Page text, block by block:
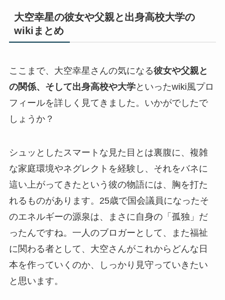
大空幸星の彼女や父親と出身高校大学の
wikiまとめ
ここまで、大空幸星さんの気になる彼女や父親と
の関係、そして出身高校や大学といったwiki風プロ
フィールを詳しく見てきました。いかがでしたで
しょうか？
シュッとしたスマートな見た目とは裏腹に、複雑
な家庭環境やネグレクトを経験し、それをバネに
這い上がってきたという彼の物語には、胸を打た
れるものがあります。25歳で国会議員になったそ
のエネルギーの源泉は、まさに自身の「孤独」だ
ったんですね。一人のブロガーとして、また福祉
に関わる者として、大空さんがこれからどんな日
本を作っていくのか、しっかり見守っていきたい
と思います。